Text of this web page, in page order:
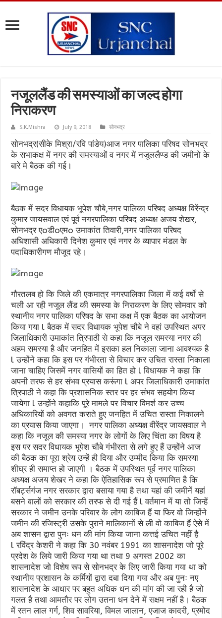
नजूललैंड की समस्याओं का जल्द होगा
निराकरण
S.K.Mishra July 9, 2018 सोनभद्र
सोनभद्र(सीके मिश्रा/रवि पांडेय)आज नगर पालिका परिषद सोनभद्र
के सभाकक्ष में नगर की समस्याओं व नगर में नजूललैण्ड की जमीनो के
बारे मे बैठक की गई।
बैठक में सदर विधायक भूपेश चौबे,नगर पालिका परिषद अध्यक्ष विरेंन्द्र
कुमार जायसवाल एवं पूर्व नगरपालिका परिषद अध्यक्ष अजय शेखर,
सोनभद्र एoडीoएमo उमाकांत तिवारी,नगर पालिका परिषद
अधिशासी अधिकारी दिनेश कुमार एवं नगर के व्यापार मंडल के
पदाधिकारीगण मौजूद रहे।
गौरतलब हो कि जिले की एकमात्र नगरपालिका जिला में कई वर्षों से
चली आ रही नजूल लैंड की समस्या के निराकरण के लिए सोमवार को
स्थानीय नगर पालिका परिषद के सभा कक्ष में एक बैठक का आयोजन
किया गया l बैठक में सदर विधायक भूपेश चौबे ने वहां उपस्थित अपर
जिलाधिकारी उमाकांत त्रिपाठी से कहा कि नजूल समस्या नगर की
अहम समस्या है और जनहित में इसका हल निकाला जाना आवश्यक है
l उन्होंने कहा कि इस पर गंभीरता से विचार कर उचित रास्ता निकाला
जाना चाहिए जिसमें नगर वासियों का हित हो l विधायक ने कहा कि
अपनी तरफ से हर संभव प्रयास करूंगा l अपर जिलाधिकारी उमाकांत
त्रिपाठी ने कहा कि प्रशासनिक स्तर पर हर संभव सहयोग किया
जायेगा l उन्होंने कहाकि पूरे मामले पर विचार विमर्श कर उच्च
अधिकारियों को अवगत कराते हुए जनहित में उचित रास्ता निकालने
का प्रयास किया जाएगा। नगर पालिका अध्यक्ष वीरेंद्र जायसवाल ने
कहा कि नजूल की समस्या नगर के लोगों के लिए चिंता का विषय है
इस पर सदर विधायक भूपेश चौबे गंभीरता से लगे हुए हैं उन्होंने आज
की बैठक का पूरा श्रेय उन्हें ही दिया और उम्मीद किया कि समस्या
शीघ्र ही समाप्त हो जाएगी । बैठक में उपस्थित पूर्व नगर पालिका
अध्यक्ष अजय शेखर ने कहा कि ऐतिहासिक रूप से प्रमाणित है कि
रॉबर्ट्सगंज नगर सरकार द्वारा बसाया गया है तथा यहां की जमीनें यहां
बसने वालों को सरकार की तरफ से दी गई हैं l वर्तमान में या तो जिन्हें
सरकार ने जमीन उनके परिवार के लोग काबिज हैं या फिर वो जिन्होंने
जमीन की रजिस्ट्री उसके पुराने मालिकानों से ली वो काबिज हैं ऐसे में
अब शासन द्वारा पुनः धन की मांग किया जाना कत्तई उचित नहीं है
l रविंद्र केशरी ने कहा कि 30 नवंबर 1991 का शासनादेश जो पूरे
प्रदेश के लिये जारी किया गया था तथा 9 अगस्त 2002 का
शासनादेश जो विशेष रूप से सोनभद्र के लिए जारी किया गया था को
स्थानीय प्रशासन के कर्मियों द्वारा दबा दिया गया और अब पुनः नए
शासनादेश के आधार पर बहुत अधिक धन की मांग की जा रही है जो
गलत है तथा आमतौर पर लोग उतना धन देने में सक्षम नहीं है। बैठक
में रतन लाल गर्ग, शिव सावरिया, विमल जालान, एजाज कादरी, प्रमोद